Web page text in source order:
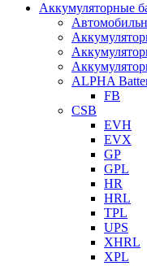
Аккумуляторные
ALPHA
FB
CSB
EVH
EVX
GP
GPL
HR
HRL
TPL
UPS
XHRL
XPL